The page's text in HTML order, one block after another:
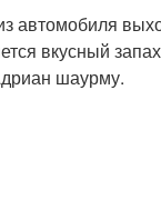
автомобиля
вкусный
шаурму.